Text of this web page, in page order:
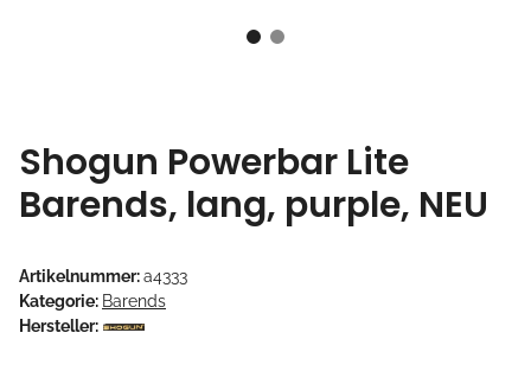
Shogun Powerbar Lite
Barends, lang, purple, NEU
Artikelnummer:a4333
Kategorie: Barends
Hersteller: